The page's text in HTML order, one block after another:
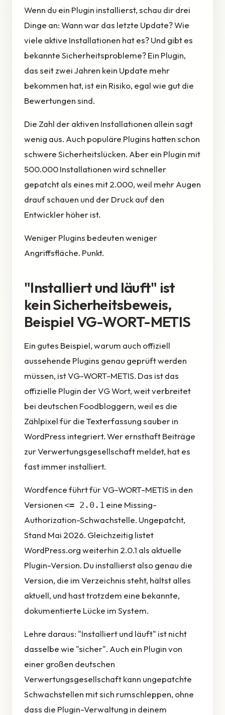
Wenn du ein Plugin installierst, schau dir drei
Dinge an: Wann war das letzte Update? Wie
viele aktive Installationen hat es? Und gibt es
bekannte Sicherheitsprobleme? Ein Plugin,
das seit zwei Jahren kein Update mehr
bekommen hat, ist ein Risiko, egal wie gut die
Bewertungen sind.
Die Zahl der aktiven Installationen allein sagt
wenig aus. Auch populäre Plugins hatten schon
schwere Sicherheitslücken. Aber ein Plugin mit
500.000 Installationen wird schneller
gepatcht als eines mit 2.000, weil mehr Augen
drauf schauen und der Druck auf den
Entwickler höher ist.
Weniger Plugins bedeuten weniger
Angriffsfläche. Punkt.
"Installiert und läuft" ist
kein Sicherheitsbeweis,
Beispiel VG-WORT-METIS
Ein gutes Beispiel, warum auch offiziell
aussehende Plugins genau geprüft werden
müssen, ist VG-WORT-METIS. Das ist das
offizielle Plugin der VG Wort, weit verbreitet
bei deutschen Foodbloggern, weil es die
Zählpixel für die Texterfassung sauber in
WordPress integriert. Wer ernsthaft Beiträge
zur Verwertungsgesellschaft meldet, hat es
fast immer installiert.
Wordfence führt für VG-WORT-METIS in den
Versionen <= 2.0.1 eine Missing-
Authorization-Schwachstelle. Ungepatcht,
Stand Mai 2026. Gleichzeitig listet
WordPress.org weiterhin 2.0.1 als aktuelle
Plugin-Version. Du installierst also genau die
Version, die im Verzeichnis steht, hältst alles
aktuell, und hast trotzdem eine bekannte,
dokumentierte Lücke im System.
Lehre daraus: "Installiert und läuft" ist nicht
dasselbe wie "sicher". Auch ein Plugin von
einer großen deutschen
Verwertungsgesellschaft kann ungepatchte
Schwachstellen mit sich rumschleppen, ohne
dass die Plugin-Verwaltung in deinem